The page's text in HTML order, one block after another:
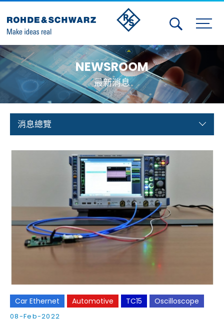
Activities
Contact Us
Member
Calendar
Test and Measurement
Aerospace | Defense | Security
Broadcast and Media
Cybersecurity
NEWSROOM
最新消息
消息總覽
Car Ethernet Automotive TC15 Oscilloscope
08-Feb-2022